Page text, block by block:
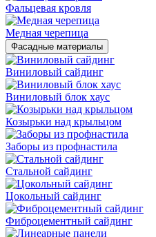
Фальцевая кровля
Медная черепица
Фасадные материалы
Виниловый сайдинг
Виниловый блок хаус
Козырьки над крыльцом
Заборы из профнастила
Стальной сайдинг
Цокольный сайдинг
Фиброцементный сайдинг